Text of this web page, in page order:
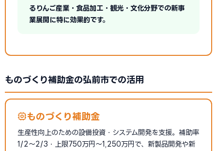
るりんご産業・食品加工・観光・文化分野での新事
業展開に特に効果的です。
ものづくり補助金の弘前市での活用
ものづくり補助金
生産性向上のための設備投資・システム開発を支援。補助率
1/2〜2/3・上限750万円〜1,250万円で、新製品開発や新